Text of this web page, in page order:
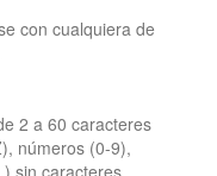
con cualquiera de
2 a 60 caracteres
números (0-9),
sin caracteres